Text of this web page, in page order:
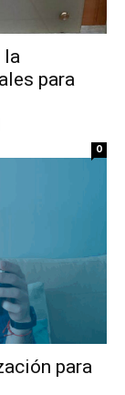
la
para
0
para